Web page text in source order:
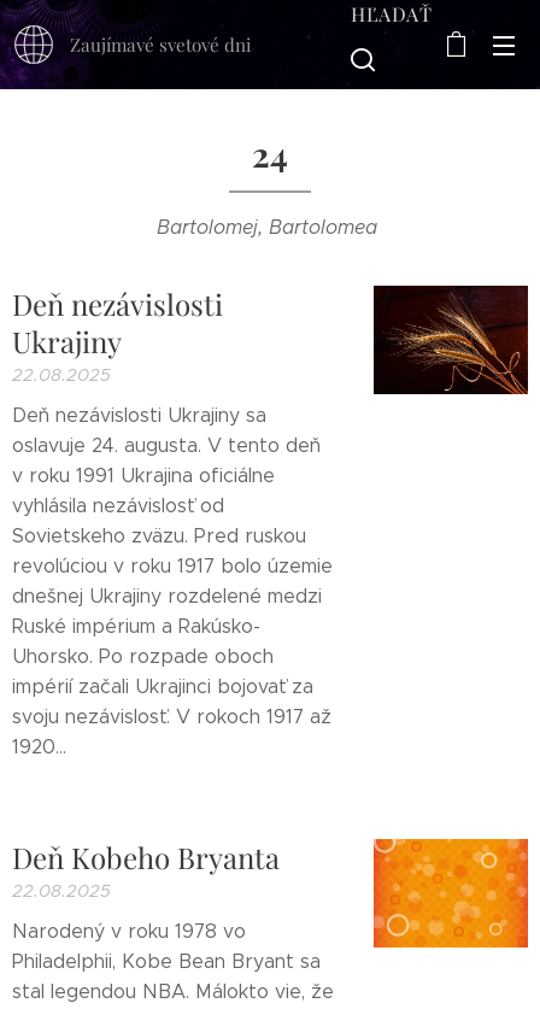
Zaujímavé svetové dni
HĽADAŤ
24
Bartolomej, Bartolomea
Deň nezávislosti
Ukrajiny
22.08.2025
Deň nezávislosti Ukrajiny sa
oslavuje 24. augusta. V tento deň
v roku 1991 Ukrajina oficiálne
vyhlásila nezávislosť od
Sovietskeho zväzu. Pred ruskou
revolúciou v roku 1917 bolo územie
dnešnej Ukrajiny rozdelené medzi
Ruské impérium a Rakúsko-
Uhorsko. Po rozpade oboch
impérií začali Ukrajinci bojovať za
svoju nezávislosť. V rokoch 1917 až
1920...
Deň Kobeho Bryanta
22.08.2025
Narodený v roku 1978 vo
Philadelphii, Kobe Bean Bryant sa
stal legendou NBA. Málokto vie, že